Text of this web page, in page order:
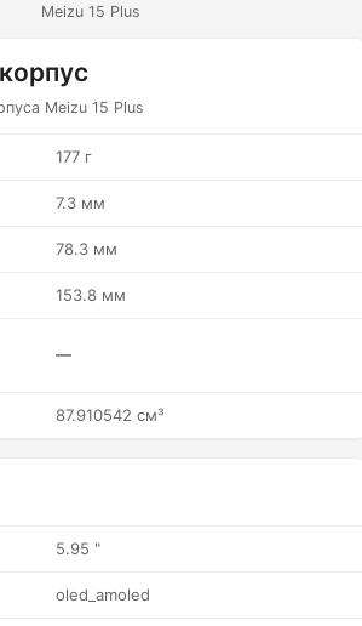
Meizu 15 Plus
Meizu 15 Plus
177 г
7.3 мм
78.3 мм
153.8 мм
—
87.910542 см³
5.95 "
oled_amoled